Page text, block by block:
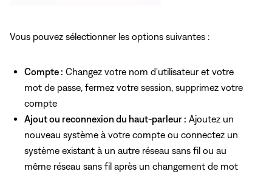
Vous pouvez sélectionner les options suivantes :
Compte : Changez votre nom d'utilisateur et votre
mot de passe, fermez votre session, supprimez votre
compte
Ajout ou reconnexion du haut-parleur : Ajoutez un
nouveau système à votre compte ou connectez un
système existant à un autre réseau sans fil ou au
même réseau sans fil après un changement de mot